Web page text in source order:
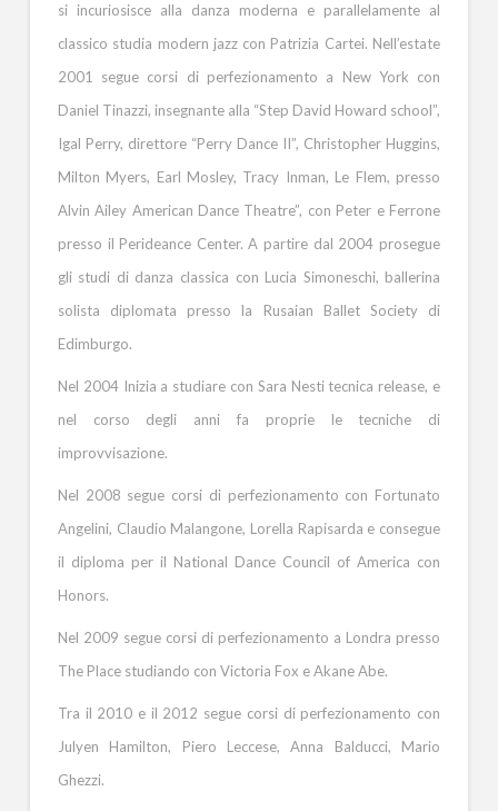
si incuriosisce alla danza moderna e parallelamente al
classico studia modern jazz con Patrizia Cartei. Nell’estate
2001 segue corsi di perfezionamento a New York con
Daniel Tinazzi, insegnante alla “Step David Howard school”,
Igal Perry, direttore “Perry Dance II”, Christopher Huggins,
Milton Myers, Earl Mosley, Tracy Inman, Le Flem, presso
Alvin Ailey American Dance Theatre”, con Peter e Ferrone
presso il Perideance Center. A partire dal 2004 prosegue
gli studi di danza classica con Lucia Simoneschi, ballerina
solista diplomata presso la Rusaian Ballet Society di
Edimburgo.
Nel 2004 Inizia a studiare con Sara Nesti tecnica release, e
nel corso degli anni fa proprie le tecniche di
improvvisazione.
Nel 2008 segue corsi di perfezionamento con Fortunato
Angelini, Claudio Malangone, Lorella Rapisarda e consegue
il diploma per il National Dance Council of America con
Honors.
Nel 2009 segue corsi di perfezionamento a Londra presso
The Place studiando con Victoria Fox e Akane Abe.
Tra il 2010 e il 2012 segue corsi di perfezionamento con
Julyen Hamilton, Piero Leccese, Anna Balducci, Mario
Ghezzi.